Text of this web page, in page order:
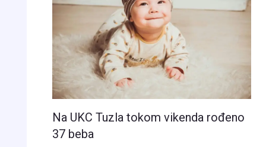
Na UKC Tuzla tokom vikenda rođeno
37 beba